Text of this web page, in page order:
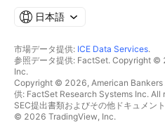
日本語
市場データ提供: ICE Data Services.
参照データ提供: FactSet. Copyright
Inc.
Copyright © 2026, American Bankers
供: FactSet Research Systems Inc. All
SEC提出書類およびその他ドキュメン
© 2026 TradingView, Inc.